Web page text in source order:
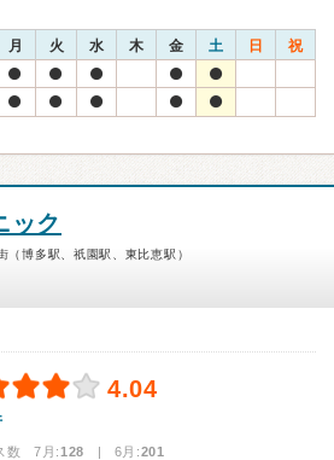
月 火 水 木 金 土 日 祝
ック
博多駅、祇園駅、東比恵駅）
4.04
数 7月:128 | 6月:201